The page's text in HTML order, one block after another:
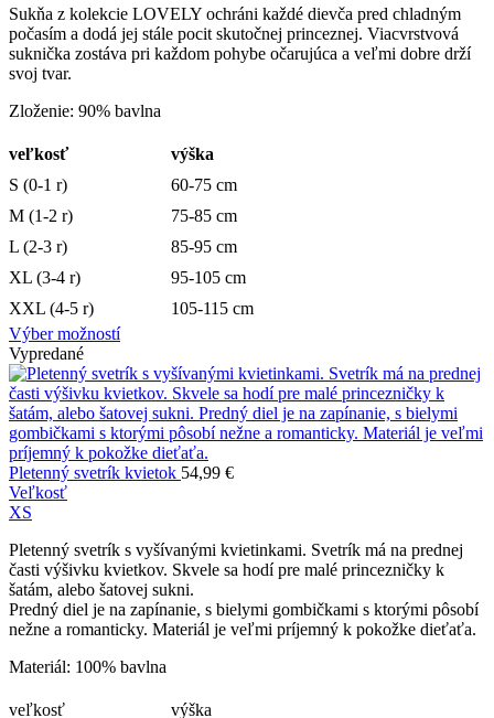
Sukňa z kolekcie LOVELY ochráni každé dievča pred chladným
počasím a dodá jej stále pocit skutočnej princeznej. Viacvrstvová
suknička zostáva pri každom pohybe očarujúca a veľmi dobre drží
svoj tvar.
Zloženie: 90% bavlna
veľkosť
výška
S (0-1 r)
60-75 cm
M (1-2 r)
75-85 cm
L (2-3 r)
85-95 cm
XL (3-4 r)
95-105 cm
XXL (4-5 r)
105-115 cm
Výber možností
Vypredané
Pletenný svetrík kvietok 54,99 €
Veľkosť
XS
Pletenný svetrík s vyšívanými kvietinkami. Svetrík má na prednej
časti výšivku kvietkov. Skvele sa hodí pre malé princezničky k
šatám, alebo šatovej sukni.
Predný diel je na zapínanie, s bielymi gombičkami s ktorými pôsobí
nežne a romanticky. Materiál je veľmi príjemný k pokožke dieťaťa.
Materiál: 100% bavlna
veľkosť
výška